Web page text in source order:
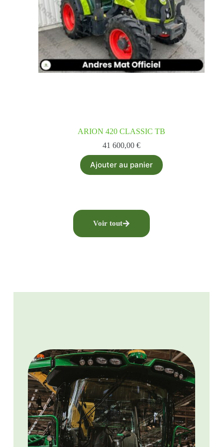
ARION 420 CLASSIC TB
41 600,00 €
Ajouter au panier
Voir tout